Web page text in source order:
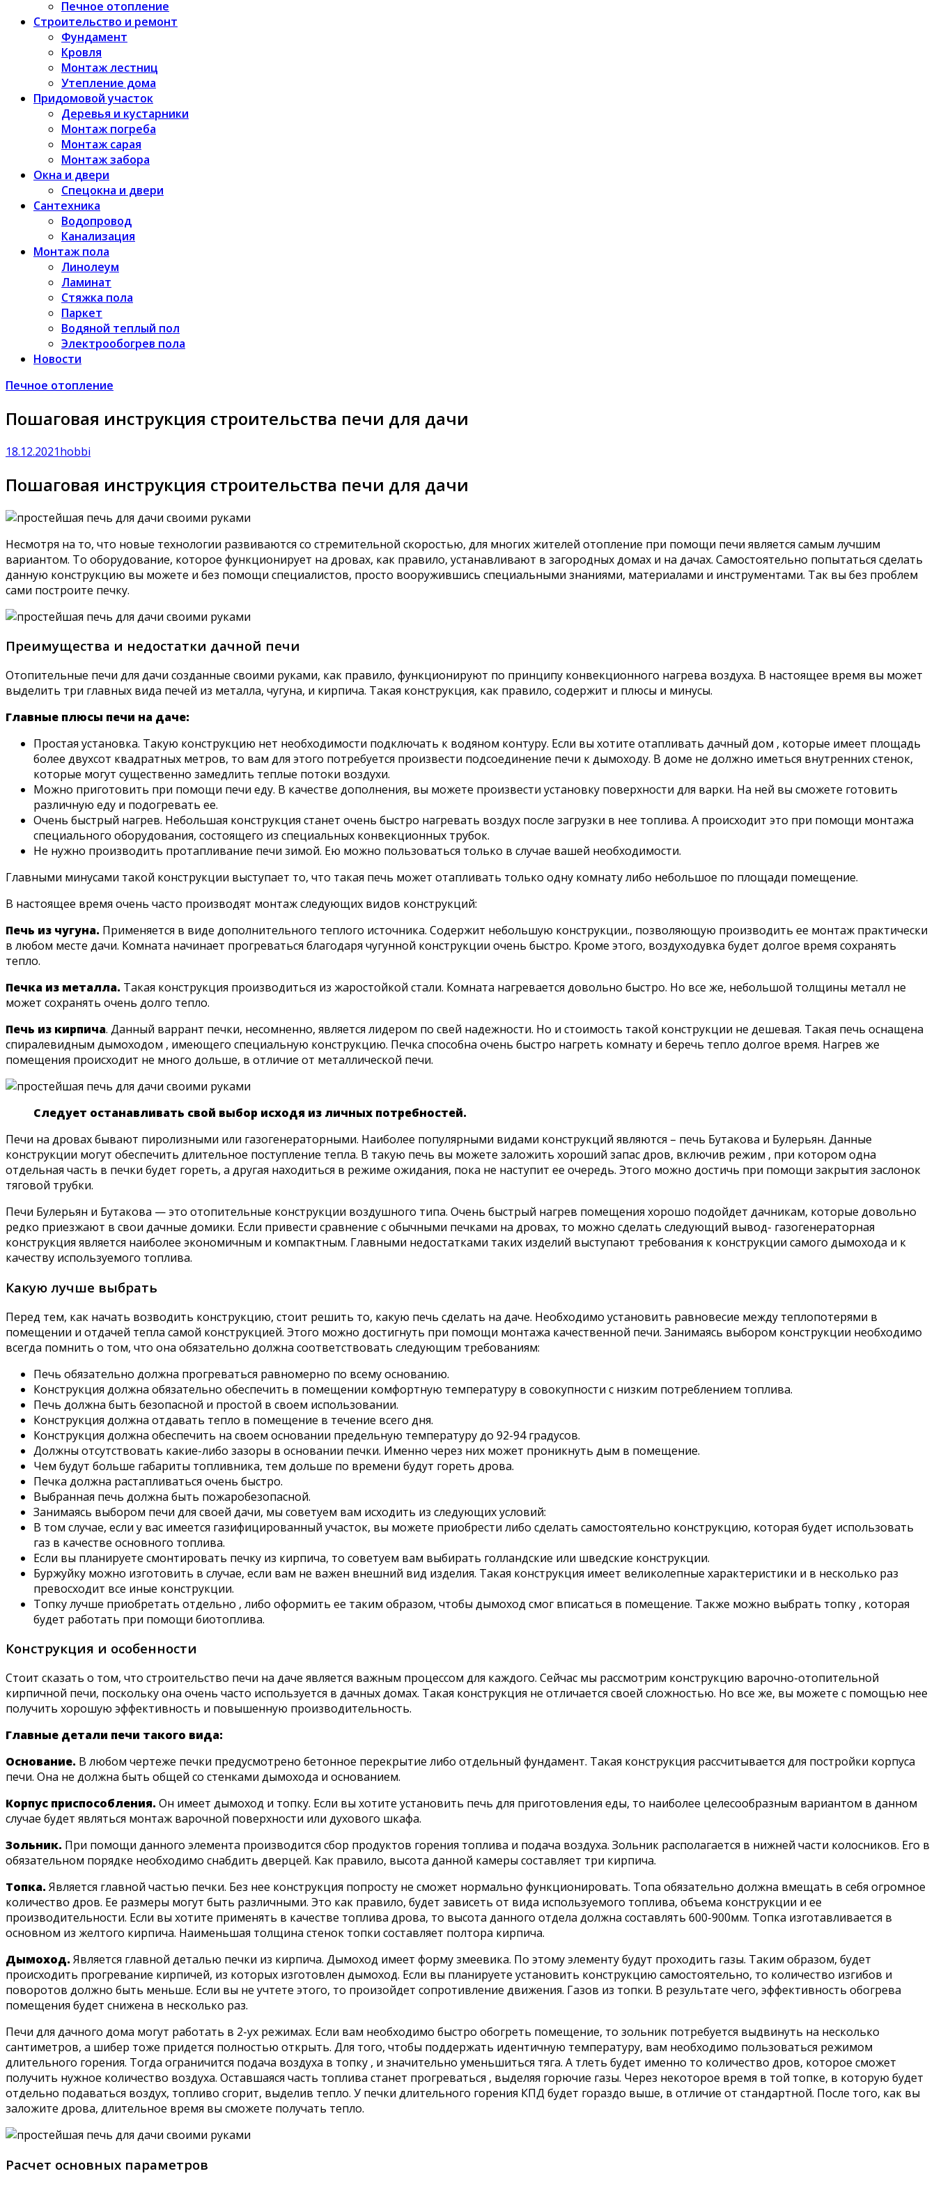
Печное отопление
Строительство и ремонт
Фундамент
Кровля
Монтаж лестниц
Утепление дома
Придомовой участок
Деревья и кустарники
Монтаж погреба
Монтаж сарая
Монтаж забора
Окна и двери
Спецокна и двери
Сантехника
Водопровод
Канализация
Монтаж пола
Линолеум
Ламинат
Стяжка пола
Паркет
Водяной теплый пол
Электрообогрев пола
Новости
Печное отопление
Пошаговая инструкция строительства печи для дачи
18.12.2021hobbi
Пошаговая инструкция строительства печи для дачи
Несмотря на то, что новые технологии развиваются со стремительной скоростью, для многих жителей отопление при помощи печи является самым лучшим
вариантом. То оборудование, которое функционирует на дровах, как правило, устанавливают в загородных домах и на дачах. Самостоятельно попытаться сделать
данную конструкцию вы можете и без помощи специалистов, просто вооружившись специальными знаниями, материалами и инструментами. Так вы без проблем
сами построите печку.
Преимущества и недостатки дачной печи
Отопительные печи для дачи созданные своими руками, как правило, функционируют по принципу конвекционного нагрева воздуха. В настоящее время вы может
выделить три главных вида печей из металла, чугуна, и кирпича. Такая конструкция, как правило, содержит и плюсы и минусы.
Главные плюсы печи на даче:
Простая установка. Такую конструкцию нет необходимости подключать к водяном контуру. Если вы хотите отапливать дачный дом , которые имеет площадь
более двухсот квадратных метров, то вам для этого потребуется произвести подсоединение печи к дымоходу. В доме не должно иметься внутренних стенок,
которые могут существенно замедлить теплые потоки воздухи.
Можно приготовить при помощи печи еду. В качестве дополнения, вы можете произвести установку поверхности для варки. На ней вы сможете готовить
различную еду и подогревать ее.
Очень быстрый нагрев. Небольшая конструкция станет очень быстро нагревать воздух после загрузки в нее топлива. А происходит это при помощи монтажа
специального оборудования, состоящего из специальных конвекционных трубок.
Не нужно производить протапливание печи зимой. Ею можно пользоваться только в случае вашей необходимости.
Главными минусами такой конструкции выступает то, что такая печь может отапливать только одну комнату либо небольшое по площади помещение.
В настоящее время очень часто производят монтаж следующих видов конструкций:
Печь из чугуна. Применяется в виде дополнительного теплого источника. Содержит небольшую конструкции., позволяющую производить ее монтаж практически
в любом месте дачи. Комната начинает прогреваться благодаря чугунной конструкции очень быстро. Кроме этого, воздуходувка будет долгое время сохранять
тепло.
Печка из металла. Такая конструкция производиться из жаростойкой стали. Комната нагревается довольно быстро. Но все же, небольшой толщины металл не
может сохранять очень долго тепло.
Печь из кирпича. Данный варрант печки, несомненно, является лидером по свей надежности. Но и стоимость такой конструкции не дешевая. Такая печь оснащена
спиралевидным дымоходом , имеющего специальную конструкцию. Печка способна очень быстро нагреть комнату и беречь тепло долгое время. Нагрев же
помещения происходит не много дольше, в отличие от металлической печи.
Следует останавливать свой выбор исходя из личных потребностей.
Печи на дровах бывают пиролизными или газогенераторными. Наиболее популярными видами конструкций являются – печь Бутакова и Булерьян. Данные
конструкции могут обеспечить длительное поступление тепла. В такую печь вы можете заложить хороший запас дров, включив режим , при котором одна
отдельная часть в печки будет гореть, а другая находиться в режиме ожидания, пока не наступит ее очередь. Этого можно достичь при помощи закрытия заслонок
тяговой трубки.
Печи Булерьян и Бутакова — это отопительные конструкции воздушного типа. Очень быстрый нагрев помещения хорошо подойдет дачникам, которые довольно
редко приезжают в свои дачные домики. Если привести сравнение с обычными печками на дровах, то можно сделать следующий вывод- газогенераторная
конструкция является наиболее экономичным и компактным. Главными недостатками таких изделий выступают требования к конструкции самого дымохода и к
качеству используемого топлива.
Какую лучше выбрать
Перед тем, как начать возводить конструкцию, стоит решить то, какую печь сделать на даче. Необходимо установить равновесие между теплопотерями в
помещении и отдачей тепла самой конструкцией. Этого можно достигнуть при помощи монтажа качественной печи. Занимаясь выбором конструкции необходимо
всегда помнить о том, что она обязательно должна соответствовать следующим требованиям:
Печь обязательно должна прогреваться равномерно по всему основанию.
Конструкция должна обязательно обеспечить в помещении комфортную температуру в совокупности с низким потреблением топлива.
Печь должна быть безопасной и простой в своем использовании.
Конструкция должна отдавать тепло в помещение в течение всего дня.
Конструкция должна обеспечить на своем основании предельную температуру до 92-94 градусов.
Должны отсутствовать какие-либо зазоры в основании печки. Именно через них может проникнуть дым в помещение.
Чем будут больше габариты топливника, тем дольше по времени будут гореть дрова.
Печка должна растапливаться очень быстро.
Выбранная печь должна быть пожаробезопасной.
Занимаясь выбором печи для своей дачи, мы советуем вам исходить из следующих условий:
В том случае, если у вас имеется газифицированный участок, вы можете приобрести либо сделать самостоятельно конструкцию, которая будет использовать
газ в качестве основного топлива.
Если вы планируете смонтировать печку из кирпича, то советуем вам выбирать голландские или шведские конструкции.
Буржуйку можно изготовить в случае, если вам не важен внешний вид изделия. Такая конструкция имеет великолепные характеристики и в несколько раз
превосходит все иные конструкции.
Топку лучше приобретать отдельно , либо оформить ее таким образом, чтобы дымоход смог вписаться в помещение. Также можно выбрать топку , которая
будет работать при помощи биотоплива.
Конструкция и особенности
Стоит сказать о том, что строительство печи на даче является важным процессом для каждого. Сейчас мы рассмотрим конструкцию варочно-отопительной
кирпичной печи, поскольку она очень часто используется в дачных домах. Такая конструкция не отличается своей сложностью. Но все же, вы можете с помощью нее
получить хорошую эффективность и повышенную производительность.
Главные детали печи такого вида:
Основание. В любом чертеже печки предусмотрено бетонное перекрытие либо отдельный фундамент. Такая конструкция рассчитывается для постройки корпуса
печи. Она не должна быть общей со стенками дымохода и основанием.
Корпус приспособления. Он имеет дымоход и топку. Если вы хотите установить печь для приготовления еды, то наиболее целесообразным вариантом в данном
случае будет являться монтаж варочной поверхности или духового шкафа.
Зольник. При помощи данного элемента производится сбор продуктов горения топлива и подача воздуха. Зольник располагается в нижней части колосников. Его в
обязательном порядке необходимо снабдить дверцей. Как правило, высота данной камеры составляет три кирпича.
Топка. Является главной частью печки. Без нее конструкция попросту не сможет нормально функционировать. Топа обязательно должна вмещать в себя огромное
количество дров. Ее размеры могут быть различными. Это как правило, будет зависеть от вида используемого топлива, объема конструкции и ее
производительности. Если вы хотите применять в качестве топлива дрова, то высота данного отдела должна составлять 600-900мм. Топка изготавливается в
основном из желтого кирпича. Наименьшая толщина стенок топки составляет полтора кирпича.
Дымоход. Является главной деталью печки из кирпича. Дымоход имеет форму змеевика. По этому элементу будут проходить газы. Таким образом, будет
происходить прогревание кирпичей, из которых изготовлен дымоход. Если вы планируете установить конструкцию самостоятельно, то количество изгибов и
поворотов должно быть меньше. Если вы не учтете этого, то произойдет сопротивление движения. Газов из топки. В результате чего, эффективность обогрева
помещения будет снижена в несколько раз.
Печи для дачного дома могут работать в 2-ух режимах. Если вам необходимо быстро обогреть помещение, то зольник потребуется выдвинуть на несколько
сантиметров, а шибер тоже придется полностью открыть. Для того, чтобы поддержать идентичную температуру, вам необходимо пользоваться режимом
длительного горения. Тогда ограничится подача воздуха в топку , и значительно уменьшиться тяга. А тлеть будет именно то количество дров, которое сможет
получить нужное количество воздуха. Оставшаяся часть топлива станет прогреваться , выделяя горючие газы. Через некоторое время в той топке, в которую будет
отдельно подаваться воздух, топливо сгорит, выделив тепло. У печки длительного горения КПД будет гораздо выше, в отличие от стандартной. После того, как вы
заложите дрова, длительное время вы сможете получать тепло.
Расчет основных параметров